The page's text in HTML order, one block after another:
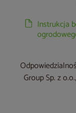
Instrukcja
Group Sp. z